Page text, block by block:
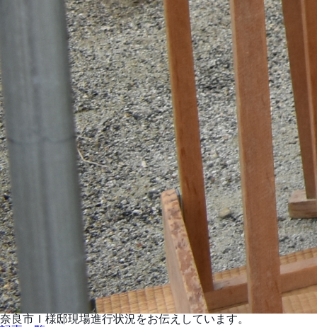
奈良市Ｉ様邸現場進行状況をお伝えしています。